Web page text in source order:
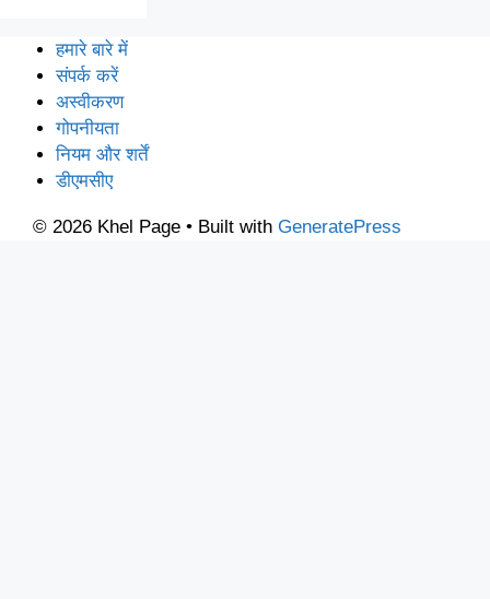
हमारे बारे में
संपर्क करें
अस्वीकरण
गोपनीयता
नियम और शर्तें
डीएमसीए
© 2026 Khel Page • Built with GeneratePress